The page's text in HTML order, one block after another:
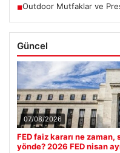
■Outdoor Mutfaklar ve
Güncel
07/08/2026
FED faiz kararı ne
yönde? 2026 FED nisan